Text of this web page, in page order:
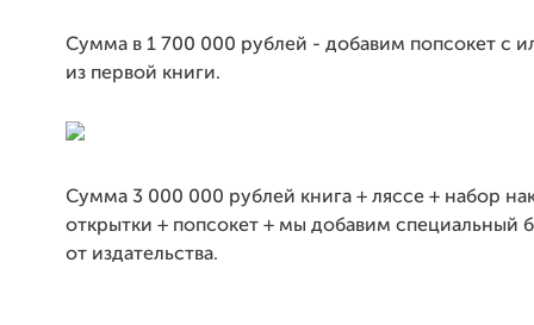
Сумма в 1 700 000 рублей - добавим попсокет с
из первой книги.
Сумма 3 000 000 рублей книга + ляссе + набор
открытки + попсокет + мы добавим специальный
от издательства.